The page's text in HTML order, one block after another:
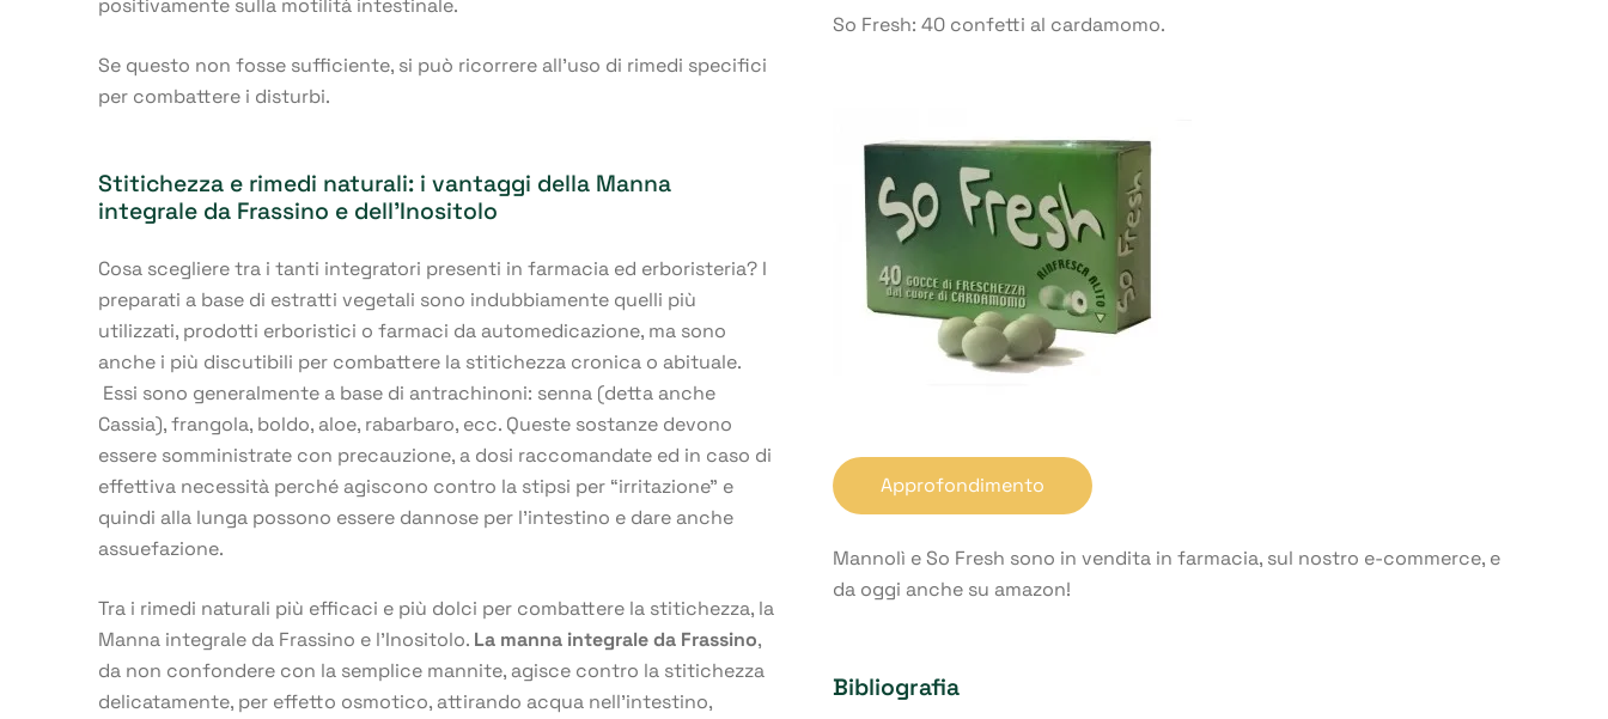
positivamente sulla motilità intestinale.
Se questo non fosse sufficiente, si può ricorrere all’uso di rimedi specifici
per combattere i disturbi.
Stitichezza e rimedi naturali: i vantaggi della Manna
integrale da Frassino e dell’Inositolo
Cosa scegliere tra i tanti integratori presenti in farmacia ed erboristeria? I
preparati a base di estratti vegetali sono indubbiamente quelli più
utilizzati, prodotti erboristici o farmaci da automedicazione, ma sono
anche i più discutibili per combattere la stitichezza cronica o abituale.
Essi sono generalmente a base di antrachinoni: senna (detta anche
Cassia), frangola, boldo, aloe, rabarbaro, ecc. Queste sostanze devono
essere somministrate con precauzione, a dosi raccomandate ed in caso di
effettiva necessità perché agiscono contro la stipsi per “irritazione” e
quindi alla lunga possono essere dannose per l’intestino e dare anche
assuefazione.
Tra i rimedi naturali più efficaci e più dolci per combattere la stitichezza, la
Manna integrale da Frassino e l’Inositolo. La manna integrale da Frassino,
da non confondere con la semplice mannite, agisce contro la stitichezza
delicatamente, per effetto osmotico, attirando acqua nell’intestino,
So Fresh: 40 confetti al cardamomo.
Approfondimento
Mannolì e So Fresh sono in vendita in farmacia, sul nostro e-commerce, e
da oggi anche su amazon!
Bibliografia